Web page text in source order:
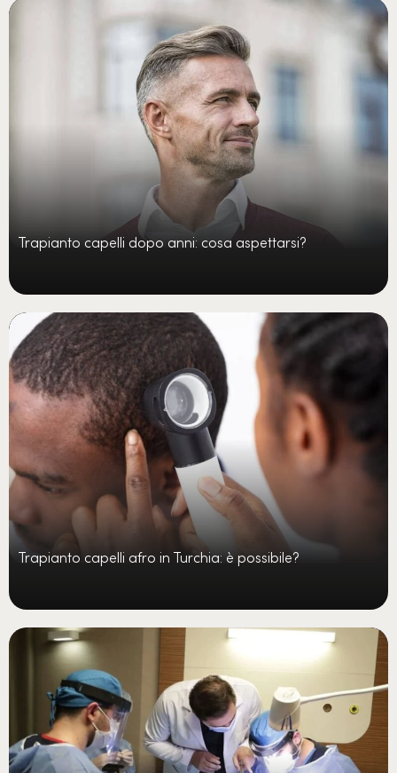
Trapianto capelli dopo anni: cosa aspettarsi?
Trapianto capelli afro in Turchia: è possibile?